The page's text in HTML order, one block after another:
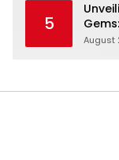
5
and
August